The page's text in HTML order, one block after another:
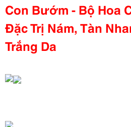
Con Bướm - Bộ Hoa
Đặc Trị Nám, Tàn
Trắng Da